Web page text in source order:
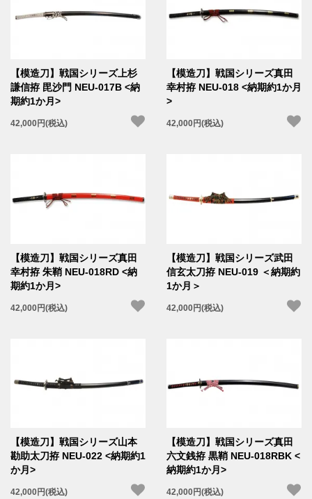
【模造刀】戦国シリーズ上杉
謙信拵 毘沙門 NEU-017B <納
期約1か月>
42,000円(税込)
【模造刀】戦国シリーズ真田
幸村拵 NEU-018 <納期約1か月
>
42,000円(税込)
【模造刀】戦国シリーズ真田
幸村拵 朱鞘 NEU-018RD <納
期約1か月>
42,000円(税込)
【模造刀】戦国シリーズ武田
信玄太刀拵 NEU-019 ＜納期約
1か月＞
42,000円(税込)
【模造刀】戦国シリーズ山本
勘助太刀拵 NEU-022 <納期約1
か月>
42,000円(税込)
【模造刀】戦国シリーズ真田
六文銭拵 黒鞘 NEU-018RBK <
納期約1か月>
42,000円(税込)